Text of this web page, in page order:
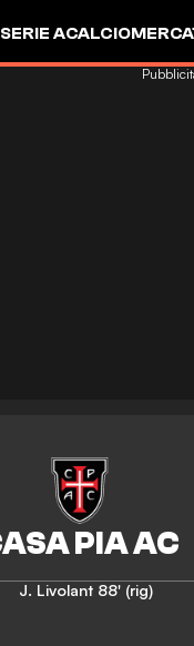
SERIE A
J. Livolant 88' (rig)